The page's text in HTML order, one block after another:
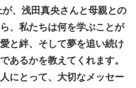
、浅田真央さんと母親との
、私たちは何を学ぶことが
と絆、そして夢を追い続け
あるかを教えてくれます。
にとって、大切なメッセー